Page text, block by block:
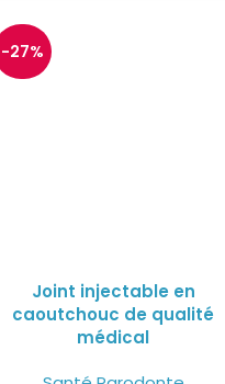
-27%
Joint injectable en
caoutchouc de qualité
médical